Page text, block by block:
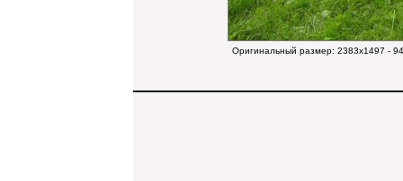
Оригинальный размер: 2383x1497 -